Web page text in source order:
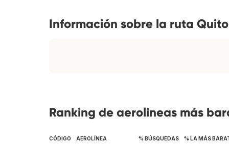
Información sobre la ruta
Ranking de aerolíneas más
CÓDIGO AEROLÍNEA % BÚSQUEDAS % LA MÁS